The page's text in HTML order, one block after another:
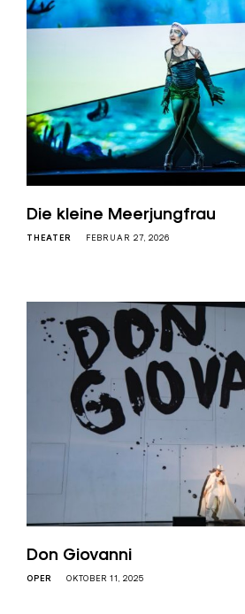
Die kleine Meerjungfrau
THEATER FEBRUAR 27, 2026
Don Giovanni
OPER OKTOBER 11, 2025